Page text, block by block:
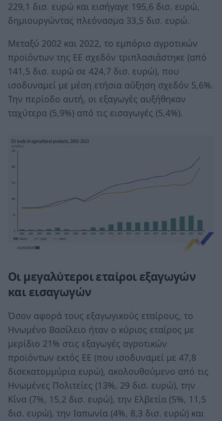
229,1 δισ. ευρώ και εισήγαγε 195,6 δισ. ευρώ,
δημιουργώντας πλεόνασμα 33,5 δισ. ευρώ.
Μεταξύ 2002 και 2022, το εμπόριο αγροτικών
προϊόντων της ΕΕ σχεδόν τριπλασιάστηκε (από
141,5 δισ. ευρώ σε 424,7 δισ. ευρώ), που
ισοδυναμεί με μέση ετήσια αύξηση σχεδόν 5,6%.
Την περίοδο αυτή, οι εξαγωγές αυξήθηκαν
ταχύτερα (5,9%) από τις εισαγωγές (5,4%).
Οι μεγαλύτεροι εταίροι εξαγωγών
και εισαγωγών
Όσον αφορά τους εξαγωγικούς εταίρους, το
Ηνωμένο Βασίλειο ήταν ο κύριος εταίρος με
μερίδιο 21% στις εξαγωγές αγροτικών
προϊόντων εκτός ΕΕ (που ισοδυναμεί με 47,8
δισεκατομμύρια ευρώ), ακολουθούμενο από τις
Ηνωμένες Πολιτείες (13%, 29 δισ. ευρώ), την
Κίνα (7%, 15,2 δισ. ευρώ), την Ελβετία (5%, 11,5
δισ. ευρώ), την Ιαπωνία (4%, 8,3 δισ. ευρώ) και